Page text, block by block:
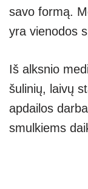
savo formą.
yra vienodos
Iš alksnio
šulinių, laivų
apdailos
smulkiems